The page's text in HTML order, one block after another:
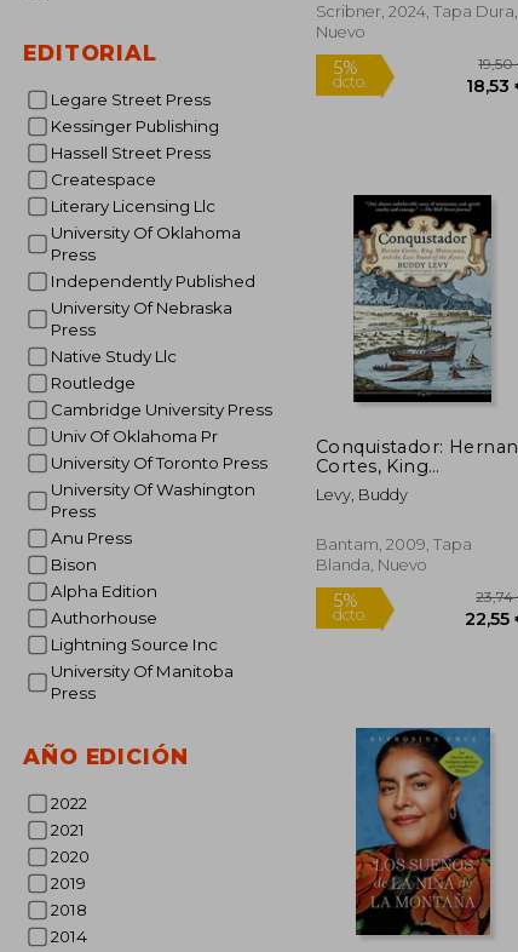
EDITORIAL
Legare Street Press
Kessinger Publishing
Hassell Street Press
Createspace
Literary Licensing Llc
University Of Oklahoma
Press
Independently Published
University Of Nebraska
Press
Native Study Llc
Routledge
Cambridge University Press
Univ Of Oklahoma Pr
University Of Toronto Press
University Of Washington
Press
Anu Press
Bison
Alpha Edition
Authorhouse
Lightning Source Inc
University Of Manitoba
Press
AÑO EDICIÓN
2022
2021
2020
2019
2018
2014
Scribner, 2024, Tapa Dura,
Nuevo
5%
dcto.
Conquistador: Hernan
Cortes, King
Montezuma, and the
Last Stand of the
Levy, Buddy
Bantam, 2009, Tapa
Blanda, Nuevo
5%
dcto.